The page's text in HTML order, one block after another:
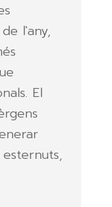
l'any,
El